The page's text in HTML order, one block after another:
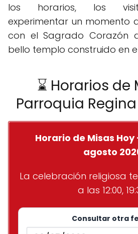
los horarios, los
experimentar un momento
con el Sagrado Corazón
bello templo construido en
⌛ Horarios de
Parroquia
Horario de Misas Hoy
agosto
La celebración religiosa
a las 12:00,
Consultar otra